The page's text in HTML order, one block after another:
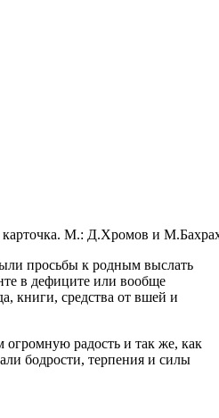
карточка. М.: Д.Хромов и
просьбы к родным выслать
в дефиците или вообще
книги, средства от вшей и
радость и так же, как
бодрости, терпения и силы